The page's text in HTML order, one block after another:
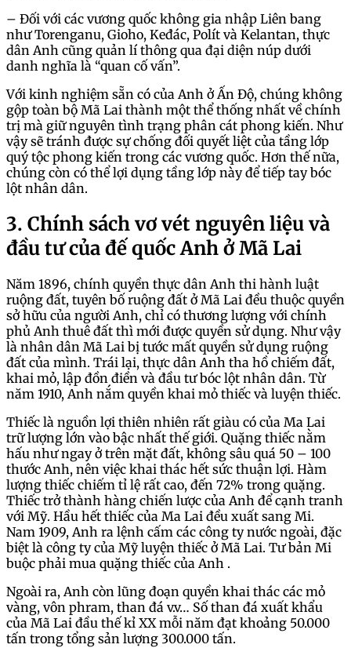
– Đối với các vương quốc không gia nhập Liên bang
như Torenganu, Gioho, Keđác, Polít và Kelantan, thực
dân Anh cũng quản lí thông qua đại diện núp dưới
danh nghĩa là “quan cố vấn”.
Với kinh nghiệm sẵn có của Anh ở Ấn Độ, chúng không
gộp toàn bộ Mã Lai thành một thể thống nhất về chính
trị mà giữ nguyên tình trạng phân cát phong kiến. Như
vậy sẽ tránh được sự chống đối quyết liệt của tầng lớp
quý tộc phong kiến trong các vương quốc. Hơn thế nữa,
chúng còn có thể lợi dụng tầng lớp này để tiếp tay bóc
lột nhân dân.
3. Chính sách vơ vét nguyên liệu và
đầu tư của đế quốc Anh ở Mã Lai
Năm 1896, chính quyền thực dân Anh thi hành luật
ruộng đất, tuyên bố ruộng đất ở Mã Lai đều thuộc quyền
sở hữu của người Anh, chỉ có thương lượng với chính
phủ Anh thuê đất thì mới được quyền sử dụng. Như vậy
là nhân dân Mã Lai bị tước mất quyền sử dụng ruộng
đất của mình. Trái lại, thực dân Anh tha hồ chiếm đất,
khai mỏ, lập đồn điền và đầu tư bóc lột nhân dân. Từ
năm 1910, Anh nắm quyền khai mỏ thiếc và luyện thiếc.
Thiếc là nguồn lợi thiên nhiên rất giàu có của Ma Lai
trữ lượng lớn vào bậc nhất thế giới. Quặng thiếc nằm
hấu như ngay ở trên mặt đất, không sâu quá 50 – 100
thước Anh, nên việc khai thác hết sức thuận lợi. Hàm
lượng thiếc chiếm tỉ lệ rất cao, đến 72% trong quặng.
Thiếc trở thành hàng chiến lược của Anh để cạnh tranh
với Mỹ. Hầu hết thiếc của Ma Lai đều xuất sang Mi.
Nam 1909, Anh ra lệnh cấm các công ty nước ngoài, đặc
biệt là công ty của Mỹ luyện thiếc ở Mã Lai. Tư bản Mi
buộc phải mua quặng thiếc của Anh .
Ngoài ra, Anh còn lũng đoạn quyền khai thác các mỏ
vàng, vôn phram, than đá v.v… Số than đá xuất khẩu
của Mã Lai đầu thế kỉ XX mỗi năm đạt khoảng 50.000
tấn trong tổng sản lượng 300.000 tấn.